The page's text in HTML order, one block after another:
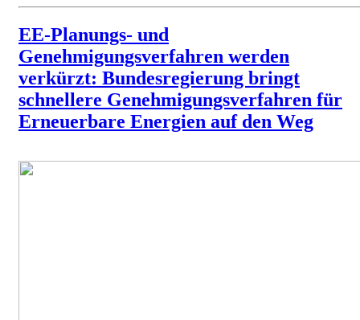
EE-Planungs- und
Genehmigungsverfahren werden
verkürzt: Bundesregierung bringt
schnellere Genehmigungsverfahren für
Erneuerbare Energien auf den Weg